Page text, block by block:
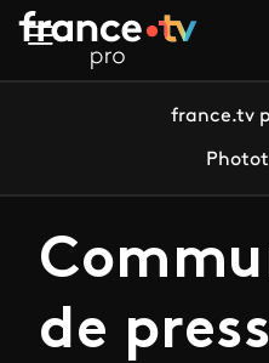
Aller au contenu principal
france.tv
de